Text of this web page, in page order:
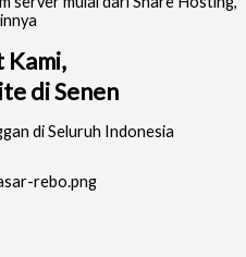
Kami,
di Senen
di Seluruh Indonesia